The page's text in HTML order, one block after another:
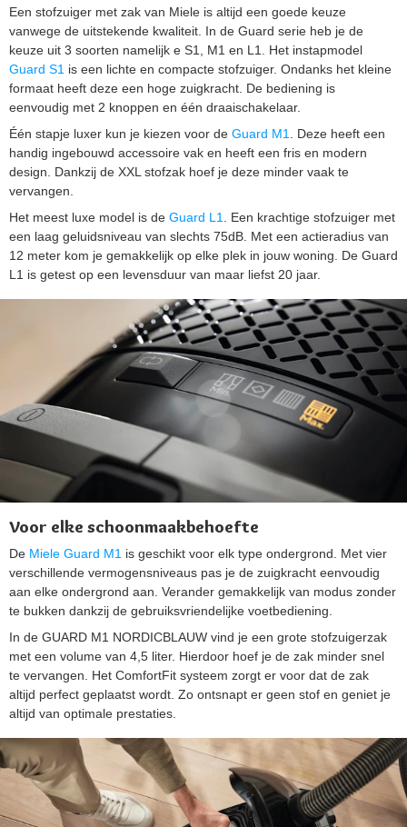
Een stofzuiger met zak van Miele is altijd een goede keuze
vanwege de uitstekende kwaliteit. In de Guard serie heb je de
keuze uit 3 soorten namelijk e S1, M1 en L1. Het instapmodel
Guard S1 is een lichte en compacte stofzuiger. Ondanks het kleine
formaat heeft deze een hoge zuigkracht. De bediening is
eenvoudig met 2 knoppen en één draaischakelaar.
Één stapje luxer kun je kiezen voor de Guard M1. Deze heeft een
handig ingebouwd accessoire vak en heeft een fris en modern
design. Dankzij de XXL stofzak hoef je deze minder vaak te
vervangen.
Het meest luxe model is de Guard L1. Een krachtige stofzuiger met
een laag geluidsniveau van slechts 75dB. Met een actieradius van
12 meter kom je gemakkelijk op elke plek in jouw woning. De Guard
L1 is getest op een levensduur van maar liefst 20 jaar.
Voor elke schoonmaakbehoefte
De Miele Guard M1 is geschikt voor elk type ondergrond. Met vier
verschillende vermogensniveaus pas je de zuigkracht eenvoudig
aan elke ondergrond aan. Verander gemakkelijk van modus zonder
te bukken dankzij de gebruiksvriendelijke voetbediening.
In de GUARD M1 NORDICBLAUW vind je een grote stofzuigerzak
met een volume van 4,5 liter. Hierdoor hoef je de zak minder snel
te vervangen. Het ComfortFit systeem zorgt er voor dat de zak
altijd perfect geplaatst wordt. Zo ontsnapt er geen stof en geniet je
altijd van optimale prestaties.